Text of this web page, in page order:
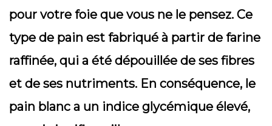
pour votre foie que vous ne le pensez. Ce
type de pain est fabriqué à partir de farine
raffinée, qui a été dépouillée de ses fibres
et de ses nutriments. En conséquence, le
pain blanc a un indice glycémique élevé,